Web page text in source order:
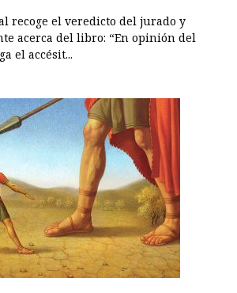
recoge el veredicto del jurado y
acerca del libro: “En opinión del
el accésit...